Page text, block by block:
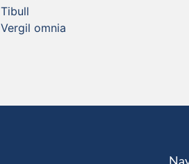
Tibull
Vergil omnia